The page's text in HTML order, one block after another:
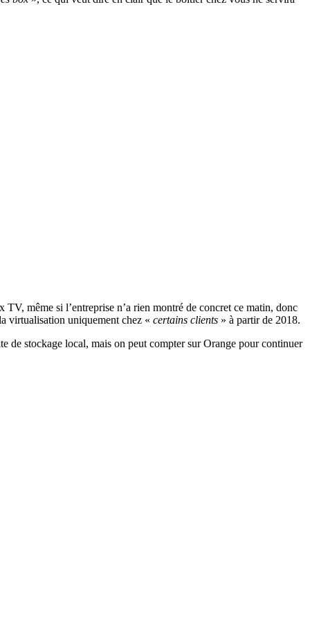
même si l’entreprise n’a rien montré de concret ce matin, donc
virtualisation uniquement chez « certains clients » à partir de 2018.
de stockage local, mais on peut compter sur Orange pour continuer